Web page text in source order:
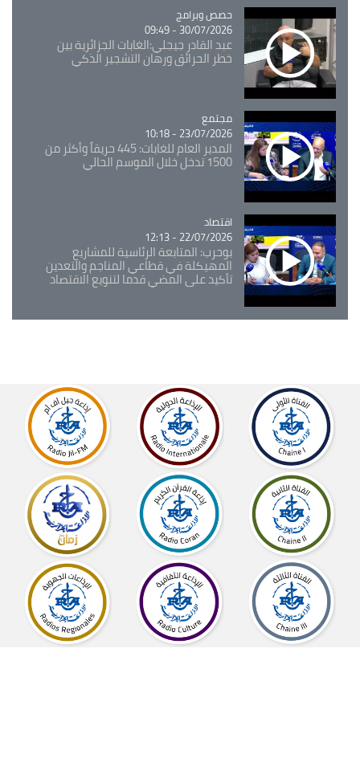
Catégorie
حصص وبرامج
30/07/2026 - 09:49
عبد القادر جيجلي:الغابات الجزائرية بين
خطر الحرائق ورهان التشجير الذكي
Catégorie
مجتمع
23/07/2026 - 10:18
المدير العام للغابات: 445 حريقاً وأكثر من
1500 تدخل خلال الموسم الحالي
Catégorie
اقتصاد
22/07/2026 - 12:13
بوحرب: المتابعة الرئاسية للمشاريع
المهيكلة في قطاعي المناجم والتعدين
تأكيد على المضي قدما لتنويع الاقتصاد